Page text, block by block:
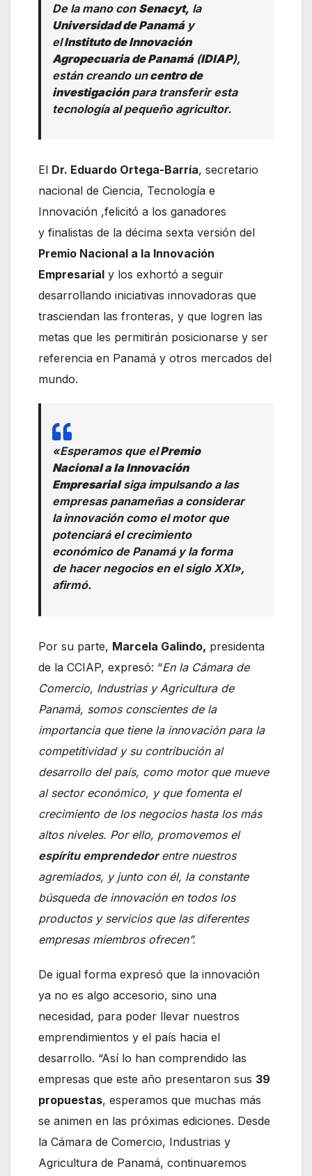
De la mano con Senacyt, la
Universidad de Panamáy
elInstituto de Innovación
Agropecuaria de Panamá(IDIAP),
están creando uncentro de
investigaciónpara transferir esta
tecnología al pequeño agricultor.
El Dr. Eduardo Ortega-Barría, secretario
nacional de Ciencia, Tecnología e
Innovación ,felicitó a los ganadores
y finalistas de la décima sexta versión del
Premio Nacional a la Innovación
Empresarial y los exhortó a seguir
desarrollando iniciativas innovadoras que
trasciendan las fronteras, y que logren las
metas que les permitirán posicionarse y ser
referencia en Panamá y otros mercados del
mundo.
«Esperamos que elPremio
Nacional a la Innovación
Empresarialsiga impulsando a las
empresas panameñas a considerar
la innovación como el motor que
potenciará el crecimiento
económico de Panamá y la forma
de hacer negocios en el siglo XXI»,
afirmó.
Por su parte, Marcela Galindo, presidenta
de la CCIAP, expresó: “En la Cámara de
Comercio, Industrias y Agricultura de
Panamá, somos conscientes de la
importancia que tiene la innovación para la
competitividad y su contribución al
desarrollo del país, como motor que mueve
al sector económico, y que fomenta el
crecimiento de los negocios hasta los más
altos niveles. Por ello, promovemos el
espíritu emprendedorentre nuestros
agremiados, y junto con él, la constante
búsqueda de innovación en todos los
productos y servicios que las diferentes
empresas miembros ofrecen”.
De igual forma expresó que la innovación
ya no es algo accesorio, sino una
necesidad, para poder llevar nuestros
emprendimientos y el país hacia el
desarrollo. “Así lo han comprendido las
empresas que este año presentaron sus 39
propuestas, esperamos que muchas más
se animen en las próximas ediciones. Desde
la Cámara de Comercio, Industrias y
Agricultura de Panamá, continuaremos